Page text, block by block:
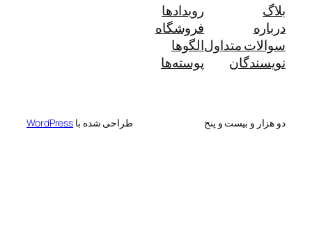
بلاگ
درباره
سوالات متداول
نویسندگان
رویدادها
فروشگاه
الگوها
پوسته‌ها
دو هزار و بیست و پنج طراحی شده با WordPress